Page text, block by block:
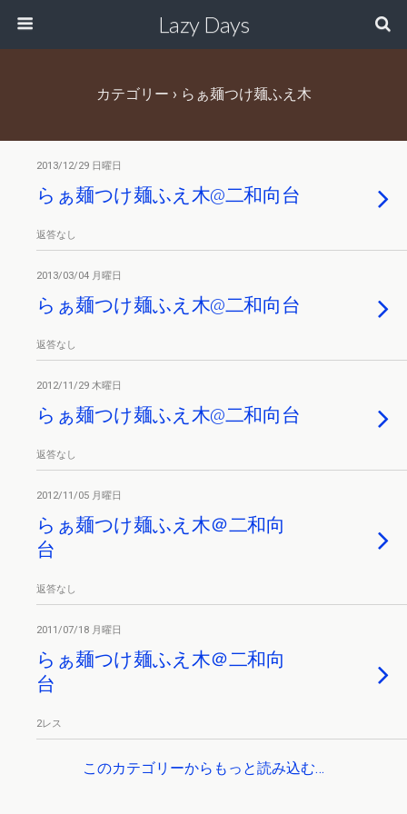
Lazy Days
カテゴリー › らぁ麺つけ麺ふえ木
2013/12/29 日曜日
らぁ麺つけ麺ふえ木@二和向台
返答なし
2013/03/04 月曜日
らぁ麺つけ麺ふえ木@二和向台
返答なし
2012/11/29 木曜日
らぁ麺つけ麺ふえ木@二和向台
返答なし
2012/11/05 月曜日
らぁ麺つけ麺ふえ木＠二和向
台
返答なし
2011/07/18 月曜日
らぁ麺つけ麺ふえ木＠二和向
台
2レス
このカテゴリーからもっと読み込む…